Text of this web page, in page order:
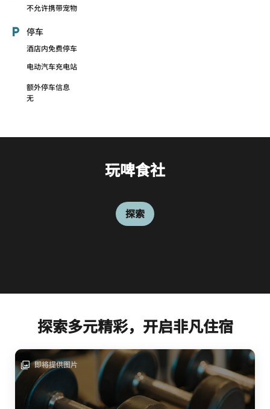
不允许携带宠物
停车
酒店内免费停车
电动汽车充电站
额外停车信息
无
玩啤食社
探索
探索多元精彩，开启非凡住宿
即将提供图片